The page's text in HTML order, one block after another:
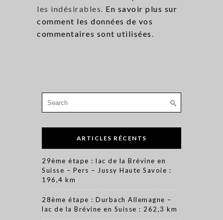
les indésirables. En savoir plus sur
comment les données de vos
commentaires sont utilisées .
for:
ARTICLES RÉCENTS
29ème étape : lac de la Brévine en
Suisse – Pers – Jussy Haute Savoie :
196,4 km
28ème étape : Durbach Allemagne –
lac de la Brévine en Suisse : 262,3 km